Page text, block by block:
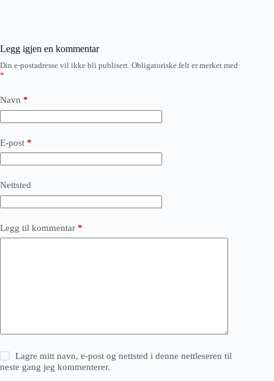
Legg igjen en kommentar
Din e-postadresse vil ikke bli publisert. Obligatoriske felt er merket med
*
Navn *
E-post *
Nettsted
Legg til kommentar *
Lagre mitt navn, e-post og nettsted i denne nettleseren til
neste gang jeg kommenterer.